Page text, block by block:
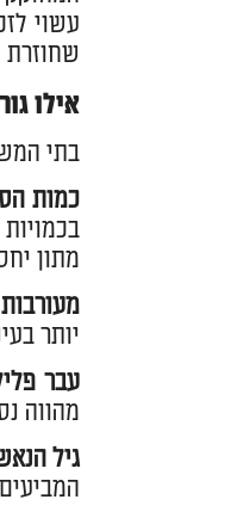
עשוי
אילו
בתי
כמות
מתון
יותר
עבר
מהווה
גיל